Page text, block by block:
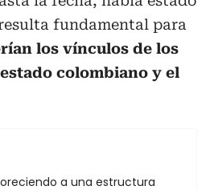
fundamental para
los vínculos de los
colombiano y el
a una estructura